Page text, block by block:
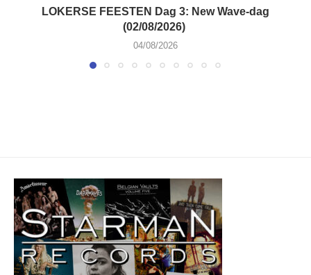
LOKERSE FEESTEN Dag 3: New Wave-dag
(02/08/2026)
04/08/2026